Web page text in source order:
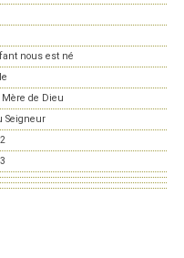
nous est né
de Dieu
Seigneur